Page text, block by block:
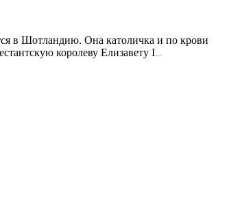
в Шотландию. Она католичка и по крови
королеву Елизавету I...